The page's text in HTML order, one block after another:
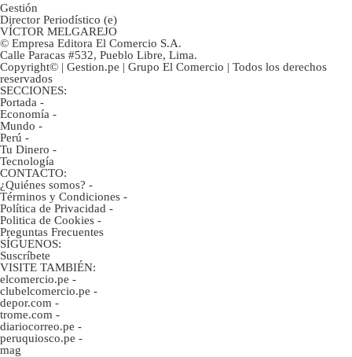
Gestión
Director Periodístico (e)
VÍCTOR MELGAREJO
© Empresa Editora El Comercio S.A.
Calle Paracas #532, Pueblo Libre, Lima.
Copyright© | Gestion.pe | Grupo El Comercio | Todos los derechos
reservados
SECCIONES:
Portada -
Economía -
Mundo -
Perú -
Tu Dinero -
Tecnología
CONTACTO:
¿Quiénes somos? -
Términos y Condiciones -
Política de Privacidad -
Politica de Cookies -
Preguntas Frecuentes
SÍGUENOS:
Suscríbete
VISITE TAMBIÉN:
elcomercio.pe -
clubelcomercio.pe -
depor.com -
trome.com -
diariocorreo.pe -
peruquiosco.pe -
mag